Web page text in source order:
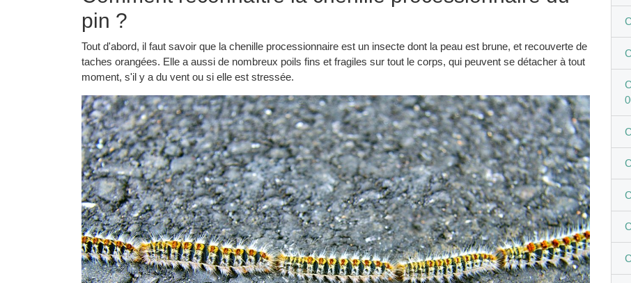
pin ?
Tout d'abord, il faut savoir que la chenille processionnaire est un insecte dont la peau est brune, et recouverte de
taches orangées. Elle a aussi de nombreux poils fins et fragiles sur tout le corps, qui peuvent se détacher à tout
moment, s'il y a du vent ou si elle est stressée.